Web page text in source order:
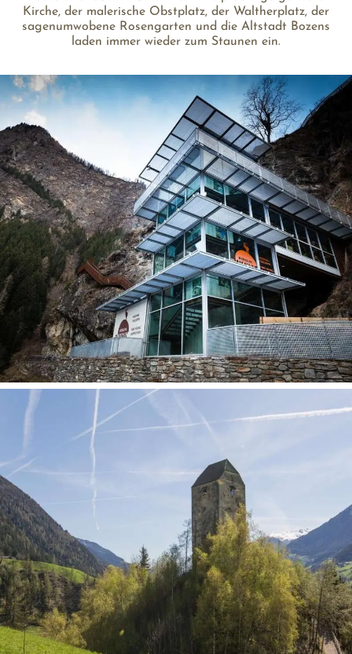
Kirche, der malerische Obstplatz, der Waltherplatz, der
sagenumwobene Rosengarten und die Altstadt Bozens
laden immer wieder zum Staunen ein.